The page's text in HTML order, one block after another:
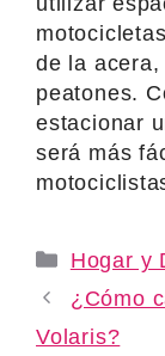
de la
peatones.
estacionar
será más
Hogar y
¿Cómo
Volaris?